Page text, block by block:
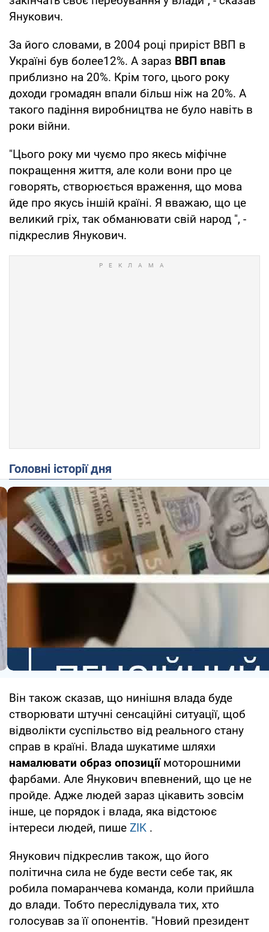
Янукович.
За його словами, в 2004 році приріст ВВП в
Україні був более12%. А зараз ВВП впав
приблизно на 20%. Крім того, цього року
доходи громадян впали більш ніж на 20%. А
такого падіння виробництва не було навіть в
роки війни.
"Цього року ми чуємо про якесь міфічне
покращення життя, але коли вони про це
говорять, створюється враження, що мова
йде про якусь іншій країні. Я вважаю, що це
великий гріх, так обманювати свій народ ", -
підкреслив Янукович.
Головні історії дня
Він також сказав, що нинішня влада буде
створювати штучні сенсаційні ситуації, щоб
відволікти суспільство від реального стану
справ в країні. Влада шукатиме шляхи
намалювати образ опозиціїмоторошними
фарбами. Але Янукович впевнений, що це не
пройде. Адже людей зараз цікавить зовсім
інше, це порядок і влада, яка відстоює
інтереси людей, пише ZIK .
Янукович підкреслив також, що його
політична сила не буде вести себе так, як
робила помаранчева команда, коли прийшла
до влади. Тобто переслідувала тих, хто
голосував за її опонентів. "Новий президент